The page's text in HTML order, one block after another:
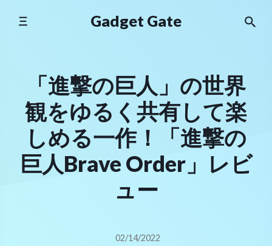
Gadget Gate
「進撃の巨人」の世界
観をゆるく共有して楽
しめる一作！「進撃の
巨人Brave Order」レビ
ュー
02/14/2022